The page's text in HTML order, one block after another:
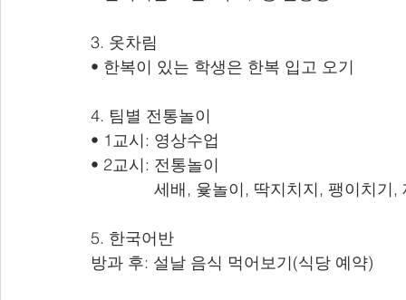
3. 옷차림
• 한복이 있는 학생은 한복 입고 오기
4. 팀별 전통놀이
• 1교시: 영상수업
• 2교시: 전통놀이
세배, 윷놀이, 딱지치지, 팽이
5. 한국어반
방과 후: 설날 음식 먹어보기(식당 예약)